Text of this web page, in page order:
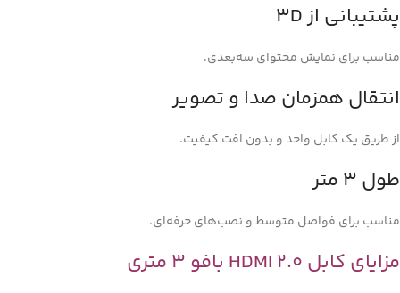
پشتیبانی از 3D
مناسب برای نمایش محتوای سه‌بعدی.
انتقال همزمان صدا و تصویر
از طریق یک کابل واحد و بدون افت کیفیت.
طول 3 متر
مناسب برای فواصل متوسط و نصب‌های حرفه‌ای.
مزایای کابل HDMI 2.0 بافو 3 متری